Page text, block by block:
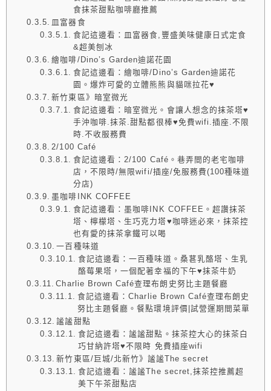
食抹茶甜點咖啡廳推薦
皿富器食
食記這邊看：皿富器食,豐盛美味健康日式定食
&超美刨冰
繪咖啡/Dino’s Garden迪諾花園
食記這邊看：繪咖啡/Dino’s Garden迪諾花
園。爆炸可愛的立體熊熊與貓咪拉花♥
新竹東區》暗室微光
食記這邊看：暗室微光。會讓人想念的抹茶塔♥
手沖咖啡.抹茶.甜點都很棒♥免費wifi.插座.不限
時.不收服務費
2/100 Café
食記這邊看：2/100 Café。巷弄間的老宅咖啡
店，不限時/無限wifi/插座/免服務費(100種味道
分店)
墨咖啡INK COFFEE
食記這邊看：墨咖啡INK COFFEE。超讚抹茶
塔、檸檬塔、生巧克力塔♥咖啡迷必來，抹茶控
也有愛的抹茶拿鐵可以喝
一百種味道
食記這邊看：一百種味道。桑葚乳酪塔、生乳
酪莓果塔，一個配著幸福的下午♥抹茶牛奶
Charlie Brown Café查理布朗史努比主題餐廳
食記這邊看：Charlie Brown Café查理布朗史
努比主題餐廳。餐點環境評價|試營運期間菜單
謐謐甜點
食記這邊看：謐謐甜點。抹茶控大心的抹茶白
巧甘納許塔♥不限時 免費插座wifi
新竹東區/巨城/北新竹》謐謐The secret
食記這邊看：謐謐The secret,抹茶控推薦超
美下午茶甜點店